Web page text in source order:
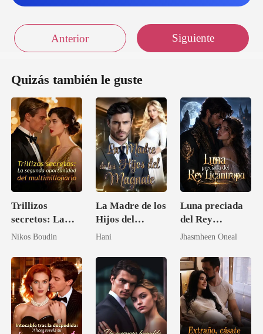
Anterior Siguiente
Quizás también le guste
Trillizos
secretos: La
segunda
multimillonario
Nikos Boudin
La Madre de los
Hijos del
Magnate
Hani
Luna preciada
del Rey
Licántropo
Jhasmheen Oneal